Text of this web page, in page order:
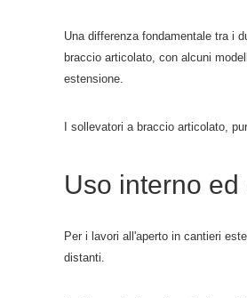
Una differenza fondamentale tra i
braccio articolato, con alcuni
estensione.
I sollevatori a braccio articolato,
Uso interno ed
Per i lavori all'aperto in cantieri
distanti.